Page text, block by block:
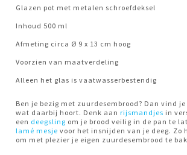
Glazen pot met metalen schroefdeksel
Inhoud 500 ml
Afmeting circa Ø 9 x 13 cm hoog
Voorzien van maatverdeling
Alleen het glas is vaatwasserbestendig
Ben je bezig met zuurdesembrood? Dan vind
wat daarbij hoort. Denk aanrijsmandjes in
een deegsling om je brood veilig in de pan te
lamé mesje voor het insnijden van je deeg. Zo
om met plezier je eigen zuurdesembrood te